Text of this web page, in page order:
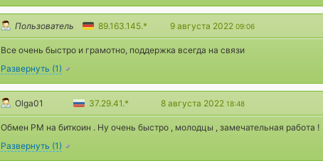
Пользователь 89.163.145.* 9 августа 2022 09:06
Все очень быстро и грамотно, поддержка всегда на связи
Развернуть (1)
Olga01 37.29.41.* 8 августа 2022 18:48
Обмен РМ на биткоин . Ну очень быстро , молодцы , замечательная работа !
Развернуть (1)